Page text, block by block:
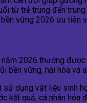
từ trẻ trung đến
vững 2026 ưu tiên
2026 thường
bền vững, hài hòa và
dụng vật liệu sinh
kết quả, cá nhân hóa